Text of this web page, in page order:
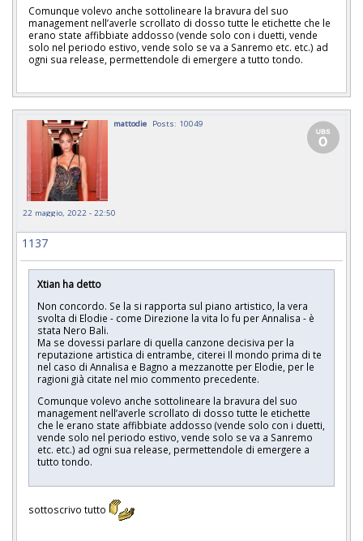
Comunque volevo anche sottolineare la bravura del suo
management nell’averle scrollato di dosso tutte le etichette che le
erano state affibbiate addosso (vende solo con i duetti, vende
solo nel periodo estivo, vende solo se va a Sanremo etc. etc.) ad
ogni sua release, permettendole di emergere a tutto tondo.
mattodie Posts: 10049
22 maggio, 2022 - 22:50
1137
Xtian ha detto
Non concordo. Se la si rapporta sul piano artistico, la vera
svolta di Elodie - come Direzione la vita lo fu per Annalisa - è
stata Nero Bali.
Ma se dovessi parlare di quella canzone decisiva per la
reputazione artistica di entrambe, citerei Il mondo prima di te
nel caso di Annalisa e Bagno a mezzanotte per Elodie, per le
ragioni già citate nel mio commento precedente.
Comunque volevo anche sottolineare la bravura del suo
management nell’averle scrollato di dosso tutte le etichette
che le erano state affibbiate addosso (vende solo con i duetti,
vende solo nel periodo estivo, vende solo se va a Sanremo
etc. etc.) ad ogni sua release, permettendole di emergere a
tutto tondo.
sottoscrivo tutto